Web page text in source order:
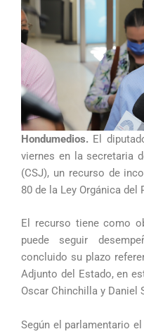
Hondumedios. El
viernes en la secretaria
(CSJ), un recurso de
80 de la Ley Orgánica del
El recurso tiene como
puede seguir
concluido su plazo
Adjunto del Estado, en
Oscar Chinchilla y Daniel
Según el parlamentario